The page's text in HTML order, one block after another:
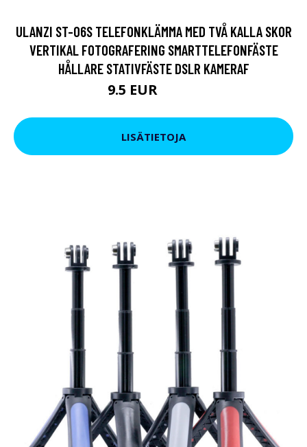
ULANZI ST-06S TELEFONKLÄMMA MED TVÅ KALLA SKOR
VERTIKAL FOTOGRAFERING SMARTTELEFONFÄSTE
HÅLLARE STATIVFÄSTE DSLR KAMERAF
9.5 EUR
LISÄTIETOJA